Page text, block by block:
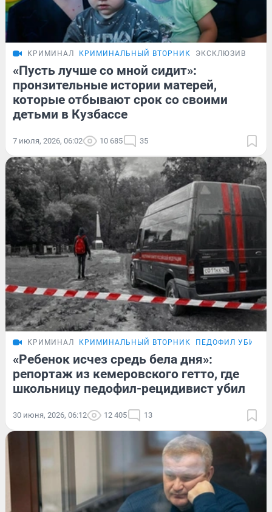
КРИМИНАЛ КРИМИНАЛЬНЫЙ ВТОРНИК ЭКСКЛЮЗИВ
«Пусть лучше со мной сидит»:
пронзительные истории матерей,
которые отбывают срок со своими
детьми в Кузбассе
7 июля, 2026, 06:02 10 685 35
КРИМИНАЛ КРИМИНАЛЬНЫЙ ВТОРНИК ПЕДОФИЛ УБИЛ
«Ребенок исчез средь бела дня»:
репортаж из кемеровского гетто, где
школьницу педофил-рецидивист убил
30 июня, 2026, 06:12 12 405 13